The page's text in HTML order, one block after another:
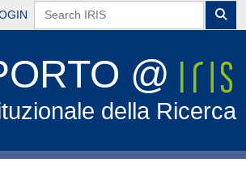
@
della Ricerca